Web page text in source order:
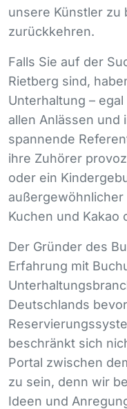
unsere Künstler zu
zurückkehren.
Falls Sie auf der
Rietberg sind,
Unterhaltung –
allen Anlässen und
spannende
ihre Zuhörer
oder ein
außergewöhnlicher
Kuchen und Kakao
Der Gründer des
Erfahrung mit
Deutschlands
beschränkt sich
Portal zwischen
zu sein, denn wir
Ideen und